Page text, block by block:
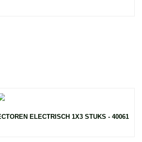
ELECTRISCH 1X3 STUKS - 40061